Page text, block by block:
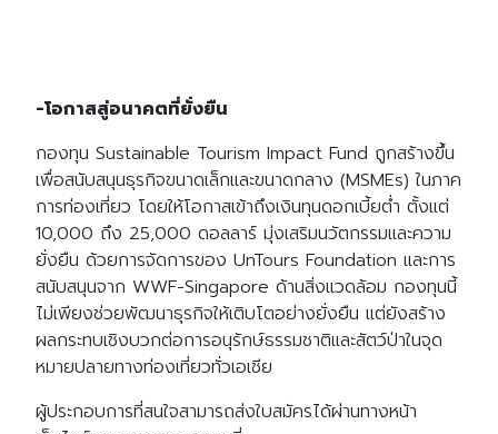
-โอกาสสู่อนาคตที่ยั่งยืน
กองทุน Sustainable Tourism Impact Fund ถูกสร้างขึ้น
เพื่อสนับสนุนธุรกิจขนาดเล็กและขนาดกลาง (MSMEs) ในภาค
การท่องเที่ยว โดยให้โอกาสเข้าถึงเงินทุนดอกเบี้ยต่ำ ตั้งแต่
10,000 ถึง 25,000 ดอลลาร์ มุ่งเสริมนวัตกรรมและความ
ยั่งยืน ด้วยการจัดการของ UnTours Foundation และการ
สนับสนุนจาก WWF-Singapore ด้านสิ่งแวดล้อม กองทุนนี้
ไม่เพียงช่วยพัฒนาธุรกิจให้เติบโตอย่างยั่งยืน แต่ยังสร้าง
ผลกระทบเชิงบวกต่อการอนุรักษ์ธรรมชาติและสัตว์ป่าในจุด
หมายปลายทางท่องเที่ยวทั่วเอเชีย
ผู้ประกอบการที่สนใจสามารถส่งใบสมัครได้ผ่านทางหน้า